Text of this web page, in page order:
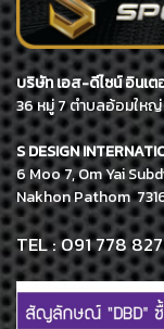
บริษัท เอส-ดีไซน์ อินเต
36 หมู่ 7 ตำบลอ้อมให
S DESIGN
6 Moo 7, Om Yai
Nakhon Pathom
TEL : 091 778